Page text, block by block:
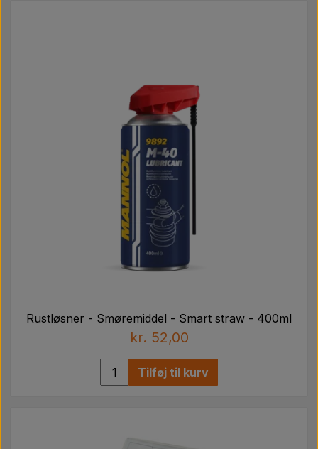
Rustløsner - Smøremiddel - Smart straw - 400ml
kr. 52,00
Tilføj til kurv